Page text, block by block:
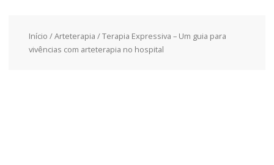
Início /Arteterapia / Terapia Expressiva – Um guia para
vivências com arteterapia no hospital